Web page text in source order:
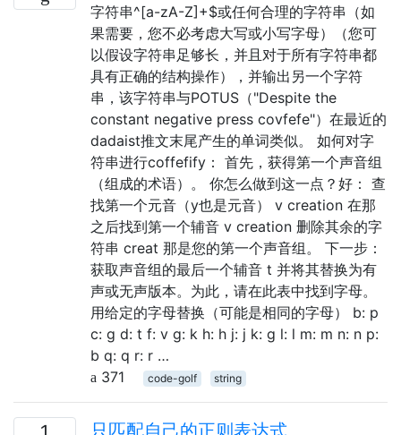
字符串^[a-zA-Z]+$或任何合理的字符串（如
果需要，您不必考虑大写或小写字母）（您可
以假设字符串足够长，并且对于所有字符串都
具有正确的结构操作），并输出另一个字符
串，该字符串与POTUS（"Despite the
constant negative press covfefe"）在最近的
dadaist推文末尾产生的单词类似。 如何对字
符串进行coffefify： 首先，获得第一个声音组
（组成的术语）。 你怎么做到这一点？好： 查
找第一个元音（y也是元音） v creation 在那
之后找到第一个辅音 v creation 删除其余的字
符串 creat 那是您的第一个声音组。 下一步：
获取声音组的最后一个辅音 t 并将其替换为有
声或无声版本。为此，请在此表中找到字母。
用给定的字母替换（可能是相同的字母） b: p
c: g d: t f: v g: k h: h j: j k: g l: l m: m n: n p:
b q: q r: r …
371
code-golf string
只匹配自己的正则表达式